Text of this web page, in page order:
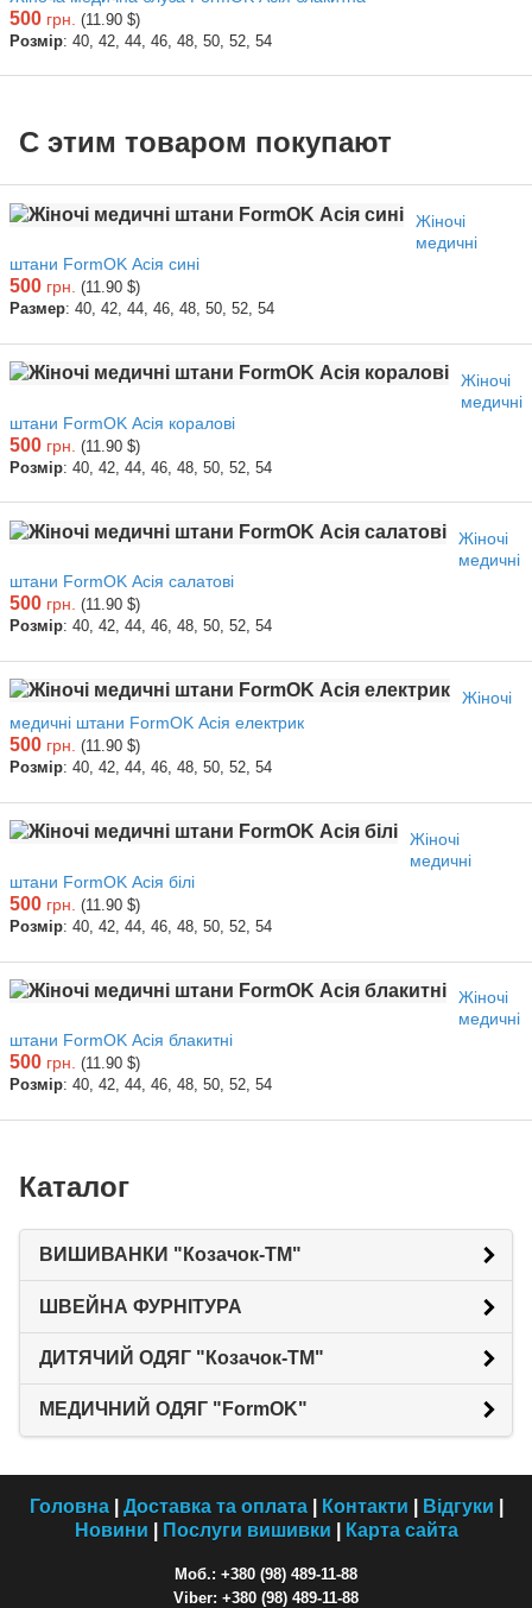
500 грн. (11.90 $)
Розмір: 40, 42, 44, 46, 48, 50, 52, 54
С этим товаром покупают
Жіночі
медичні
штани FormOK Асія сині
500 грн. (11.90 $)
Размер: 40, 42, 44, 46, 48, 50, 52, 54
Жіночі
медичні
штани FormOK Асія коралові
500 грн. (11.90 $)
Розмір: 40, 42, 44, 46, 48, 50, 52, 54
Жіночі
медичні
штани FormOK Асія салатові
500 грн. (11.90 $)
Розмір: 40, 42, 44, 46, 48, 50, 52, 54
Жіночі
медичні штани FormOK Асія електрик
500 грн. (11.90 $)
Розмір: 40, 42, 44, 46, 48, 50, 52, 54
Жіночі
медичні
штани FormOK Асія білі
500 грн. (11.90 $)
Розмір: 40, 42, 44, 46, 48, 50, 52, 54
Жіночі
медичні
штани FormOK Асія блакитні
500 грн. (11.90 $)
Розмір: 40, 42, 44, 46, 48, 50, 52, 54
Каталог
ВИШИВАНКИ "Козачок-ТМ"
ШВЕЙНА ФУРНІТУРА
ДИТЯЧИЙ ОДЯГ "Козачок-ТМ"
МЕДИЧНИЙ ОДЯГ "FormOK"
Головна| Доставка та оплата| Контакти Відгуки
Новини
Послуги вишивки Карта сайта
Моб.: +380 (98) 489-11-88
Viber: +380 (98) 489-11-88